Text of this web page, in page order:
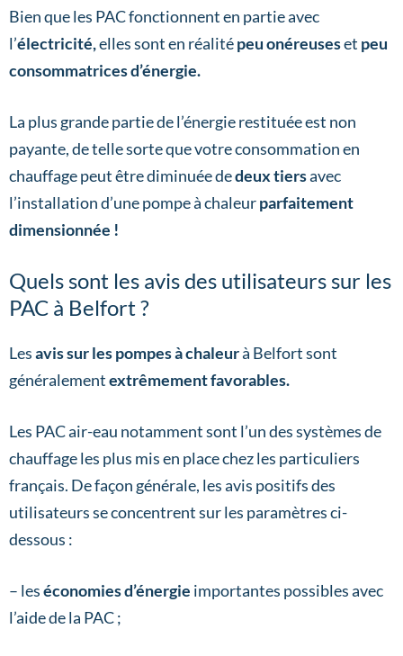
Bien que les PAC fonctionnent en partie avec
l’électricité,elles sont en réalitépeu onéreuseset peu
consommatrices d’énergie.
La plus grande partie de l’énergie restituée est non
payante, de telle sorte que votre consommation en
chauffage peut être diminuée dedeux tiersavec
l’installation d’une pompe à chaleurparfaitement
dimensionnée !
Quels sont les avis des utilisateurs sur les
PAC à Belfort ?
Lesavis sur les pompes à chaleurà Belfort sont
généralementextrêmement favorables.
Les PAC air-eau notamment sont l’un des systèmes de
chauffage les plus mis en place chez les particuliers
français. De façon générale, les avis positifs des
utilisateurs se concentrent sur les paramètres ci-
dessous :
– leséconomies d’énergie importantes possibles avec
l’aide de la PAC ;